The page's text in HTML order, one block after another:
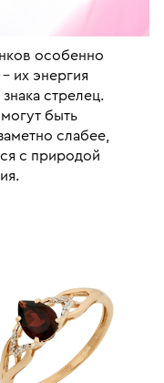
особенно
их энергия
стрелец.
быть
слабее,
с природой